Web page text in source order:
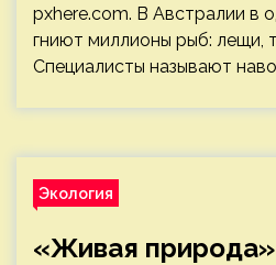
pxhere.com. В Австралии в
гниют миллионы рыб: лещи,
Специалисты называют
Экология
«Живая